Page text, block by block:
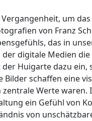
um
von Franz
das in
digitale Medien
Huigarte dazu ein,
schaffen eine
Werte waren.
ein Gefühl von
von